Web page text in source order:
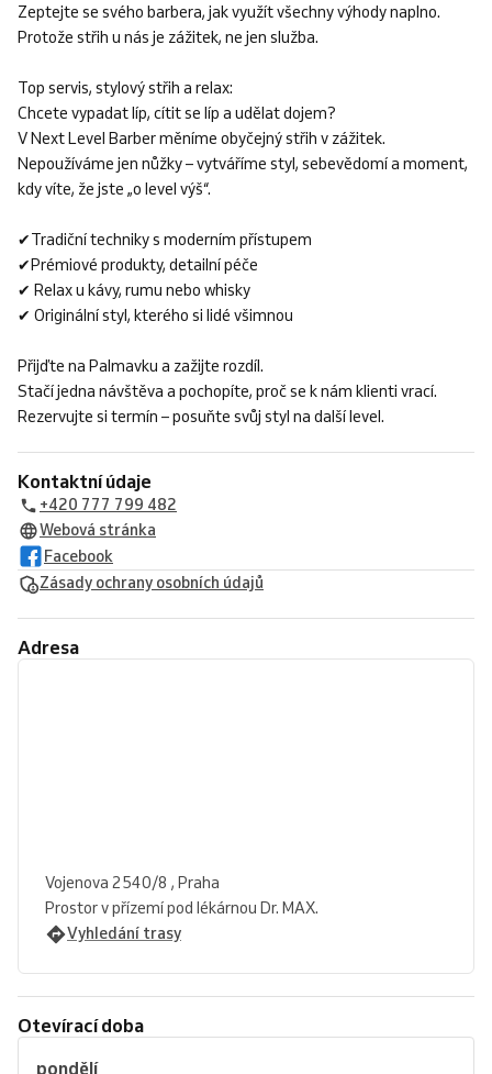
Zeptejte se svého barbera, jak využít všechny výhody naplno.
Protože střih u nás je zážitek, ne jen služba.
Top servis, stylový střih a relax:
Chcete vypadat líp, cítit se líp a udělat dojem?
V Next Level Barber měníme obyčejný střih v zážitek.
Nepoužíváme jen nůžky – vytváříme styl, sebevědomí a moment,
kdy víte, že jste „o level výš“.
✔Tradiční techniky s moderním přístupem
✔Prémiové produkty, detailní péče
✔ Relax u kávy, rumu nebo whisky
✔ Originální styl, kterého si lidé všimnou
Přijďte na Palmavku a zažijte rozdíl.
Stačí jedna návštěva a pochopíte, proč se k nám klienti vrací.
Rezervujte si termín – posuňte svůj styl na další level.
Kontaktní údaje
+420 777 799 482
Webová stránka
Facebook
Zásady ochrany osobních údajů
Adresa
Vojenova 2540/8 , Praha
Prostor v přízemí pod lékárnou Dr. MAX.
Vyhledání trasy
Otevírací doba
pondělí